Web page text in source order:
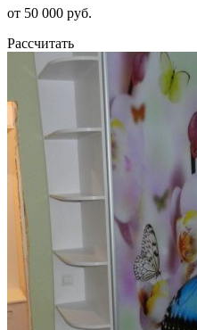
от 50 000 руб.
Рассчитать